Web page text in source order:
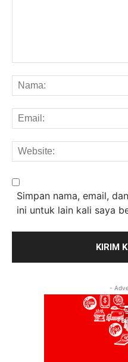
Simpan nama, email,
ini untuk lain kali saya
-